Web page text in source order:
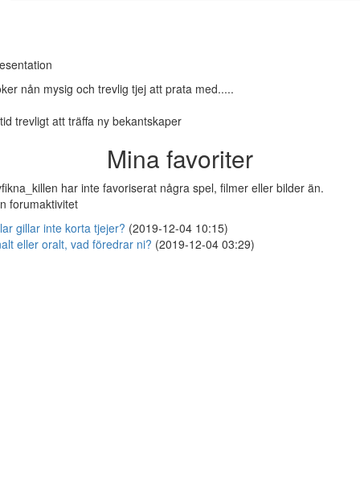
nån mysig och trevlig tjej att prata med.....
trevligt att träffa ny bekantskaper
Mina favoriter
har inte favoriserat några spel, filmer eller bilder än.
forumaktivitet
gillar inte korta tjejer? (2019-12-04 10:15)
eller oralt, vad föredrar ni? (2019-12-04 03:29)